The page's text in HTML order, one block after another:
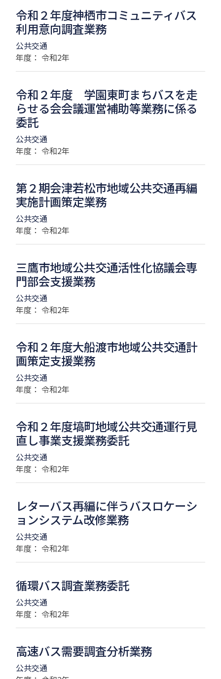
令和２年度神栖市コミュニティバス
利用意向調査業務
公共交通
年度： 令和2年
令和２年度 学園東町まちバスを走
らせる会会議運営補助等業務に係る
委託
公共交通
年度： 令和2年
第２期会津若松市地域公共交通再編
実施計画策定業務
公共交通
年度： 令和2年
三鷹市地域公共交通活性化協議会専
門部会支援業務
公共交通
年度： 令和2年
令和２年度大船渡市地域公共交通計
画策定支援業務
公共交通
年度： 令和2年
令和２年度塙町地域公共交通運行見
直し事業支援業務委託
公共交通
年度： 令和2年
レターバス再編に伴うバスロケーシ
ョンシステム改修業務
公共交通
年度： 令和2年
循環バス調査業務委託
公共交通
年度： 令和2年
高速バス需要調査分析業務
公共交通